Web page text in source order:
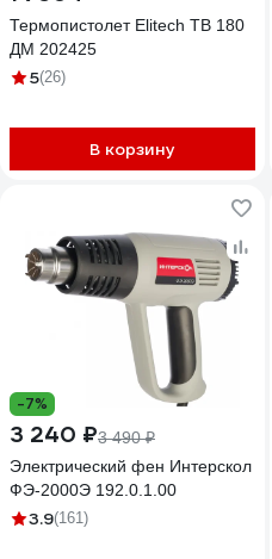
Термопистолет Elitech ТВ 180
ДМ 202425
5(26)
В корзину
-7%
3 240 ₽3 490 ₽
Электрический фен Интерскол
ФЭ-2000Э 192.0.1.00
3.9(161)